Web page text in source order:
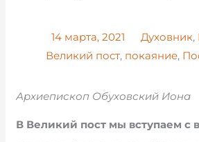
14 марта, 2021 Духовник,
Великий пост, покаяние,
Архиепископ Обуховский Иона
В Великий пост мы вступаем с